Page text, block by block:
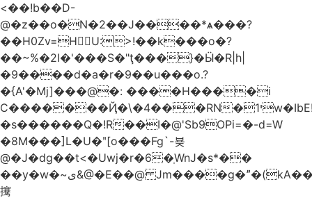
<��!b��D-
@�z��o�N�2��J����*ѧ���?
��H0Zv=HU:>!��k���o�?
��~%�2I�'���S�"ţ���}�Ӹ�R|h|
�9����d�a�r�9��u���o.?
�{A'�Mj]���@�: ����H����i
C�������Ҋ�\�4���RN�י1w�IbE!
�s������Q�!R��I�@'Sb9OPi=�-d=W
�8M���]L�U�ʺ[o���Fg`-뵺
@�J�dg��t<�Uwj�r�6�ְWnJ�s*��
��y�w�~ى&@�E��@ Jm����g�ˮ�(kA��b�^"���3���4�q��E$�J���`�%�y�JcX����2��R�,q0��3�
㩷